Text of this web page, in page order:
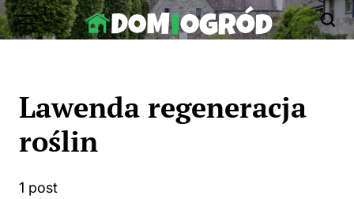
Skip
to
Lawenda regeneracja
roślin
1 post